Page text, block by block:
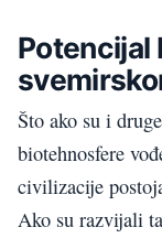
Potencijal
Što ako su i
biotehnosfere
civilizacije
Ako su razvijali